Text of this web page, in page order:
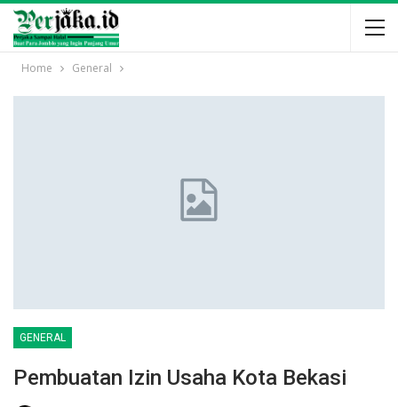
Home General
GENERAL
Pembuatan Izin Usaha Kota Bekasi